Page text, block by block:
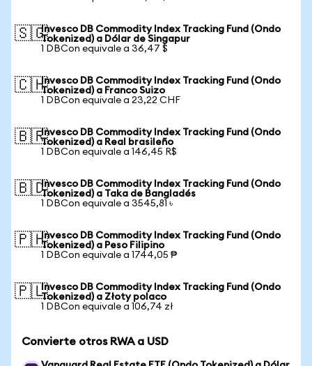
🇸🇬Invesco DB Commodity Index Tracking Fund (Ondo
Tokenized) a Dólar de Singapur
1 DBCon equivale a 36,47 $
🇨🇭Invesco DB Commodity Index Tracking Fund (Ondo
Tokenized) a Franco Suizo
1 DBCon equivale a 23,22 CHF
🇧🇷Invesco DB Commodity Index Tracking Fund (Ondo
Tokenized) a Real brasileño
1 DBCon equivale a 146,45 R$
🇧🇩Invesco DB Commodity Index Tracking Fund (Ondo
Tokenized) a Taka de Bangladés
1 DBCon equivale a 3545,81 ৳
🇵🇭Invesco DB Commodity Index Tracking Fund (Ondo
Tokenized) a Peso Filipino
1 DBCon equivale a 1744,05 ₱
🇵🇱Invesco DB Commodity Index Tracking Fund (Ondo
Tokenized) a Złoty polaco
1 DBCon equivale a 106,74 zł
Convierte otros RWA a USD